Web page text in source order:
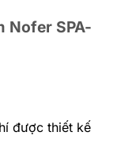
Nofer SPA-
được thiết kế